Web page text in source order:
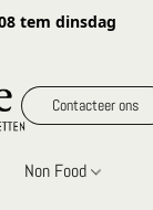
tem dinsdag
Contacteer ons
Non Food